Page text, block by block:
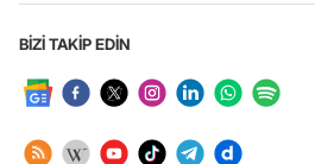
BİZİ TAKİP EDİN